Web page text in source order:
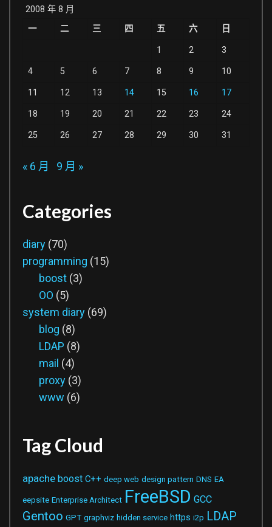
2008 年 8 月
一
二 三 四 五 六 日
1 2 3
4 5 6 7 8 9 10
11 12 13 14 15 16 17
18 19 20 21 22 23 24
25 26 27 28 29 30 31
« 6 月 9 月 »
Categories
diary (70)
programming (15)
boost (3)
OO (5)
system diary (69)
blog (8)
LDAP (8)
mail (4)
proxy (3)
www (6)
Tag Cloud
apache boost C++ deep web design pattern DNS EA
eepsite Enterprise Architect FreeBSD GCC
Gentoo GPT graphviz hidden service https i2p LDAP